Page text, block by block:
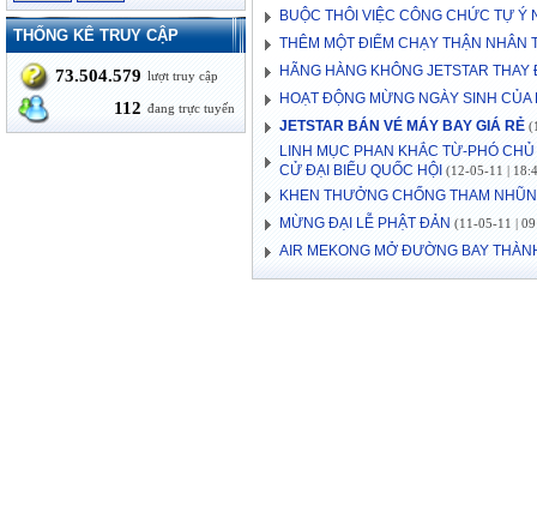
THỐNG KÊ TRUY CẬP
73.504.579 lượt truy cập
112 đang trực tuyến
BUỘC THÔI VIỆC CÔNG CHỨC TỰ Ý
THÊM MỘT ĐIỂM CHẠY THẬN NHÂN
HÃNG HÀNG KHÔNG JETSTAR
HOẠT ĐỘNG MỪNG NGÀY SINH CỦA
JETSTAR BÁN VÉ MÁY BAY GIÁ RẺ
LINH MỤC PHAN KHẮC TỪ-PHÓ
CỬ ĐẠI BIỂU QUỐC HỘI (12-05-11 |
KHEN THƯỞNG CHỐNG THAM
MỪNG ĐẠI LỄ PHẬT ĐẢN (11-05-11 |
AIR MEKONG MỞ ĐƯỜNG BAY